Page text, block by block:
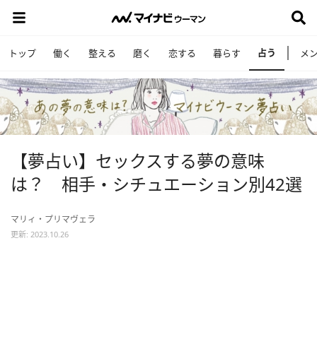
トップ 働く 整える 磨く 恋する 暮らす 占う メ
【夢占い】セックスする夢の意味
は？ 相手・シチュエーション別42選
マリィ・プリマヴェラ
更新: 2023.10.26